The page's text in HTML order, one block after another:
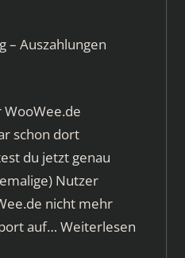
– Auszahlungen
schon dort
du jetzt genau
Nutzer
nicht mehr
auf… Weiterlesen